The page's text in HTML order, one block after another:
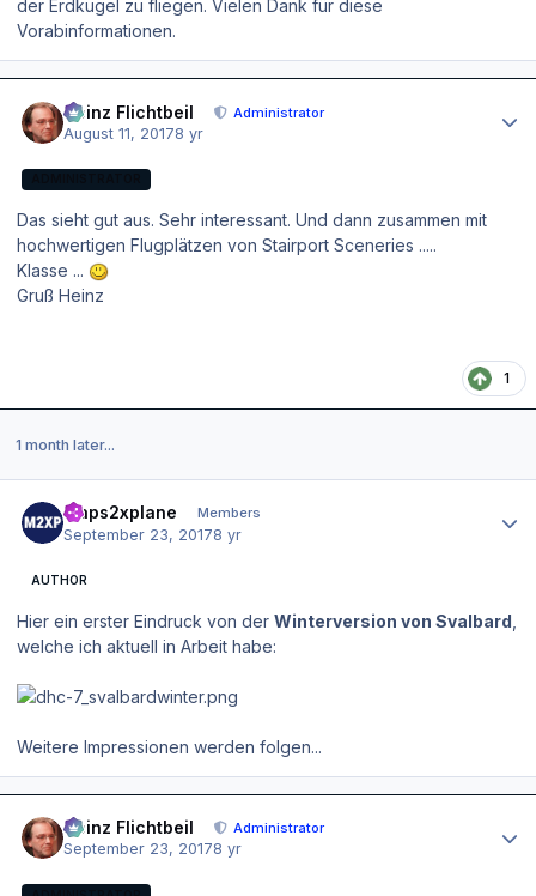
der Erdkugel zu fliegen. Vielen Dank für diese
Vorabinformationen.
Heinz Flichtbeil Administrator
August 11, 20178 yr
Das sieht gut aus. Sehr interessant. Und dann zusammen mit
hochwertigen Flugplätzen von Stairport Sceneries .....
Klasse ...
Gruß Heinz
1
1 month later...
maps2xplane Members
September 23, 20178 yr
AUTHOR
Hier ein erster Eindruck von der Winterversion von Svalbard
welche ich aktuell in Arbeit habe:
Weitere Impressionen werden folgen...
Heinz Flichtbeil Administrator
September 23, 20178 yr